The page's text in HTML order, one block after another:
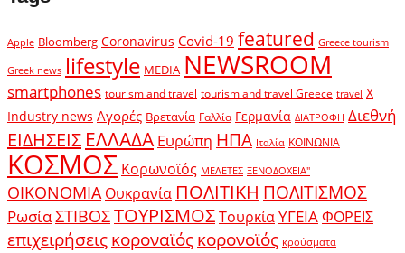
Apple Bloomberg Coronavirus Covid-19 featured Greece tourism
Greek news lifestyle MEDIA NEWSROOM
smartphones tourism and travel tourism and travel Greece travel X
Industry news Αγορές Βρετανία Γαλλία Γερμανία ΔΙΑΤΡΟΦΗ Διεθνή
ΕΙΔΗΣΕΙΣ ΕΛΛΑΔΑ Ευρώπη ΗΠΑ Ιταλία ΚΟΙΝΩΝΙΑ
ΚΟΣΜΟΣ Κορωνοϊός ΜΕΛΕΤΕΣ ΞΕΝΟΔΟΧΕΙΑ"
ΟΙΚΟΝΟΜΙΑ Ουκρανία ΠΟΛΙΤΙΚΗ ΠΟΛΙΤΙΣΜΟΣ
ΡωσίαΣΤΙΒΟΣΤΟΥΡΙΣΜΟΣΤουρκίαΥΓΕΙΑΦΟΡΕΙΣ
επιχειρήσειςκοροναϊόςκορονοϊός κρούσματα